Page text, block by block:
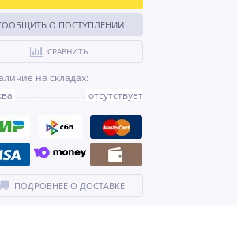
О ПОСТУПЛЕНИИ
СРАВНИТЬ
на складах:
отсутствует
ПОДРОБНЕЕ О ДОСТАВКЕ